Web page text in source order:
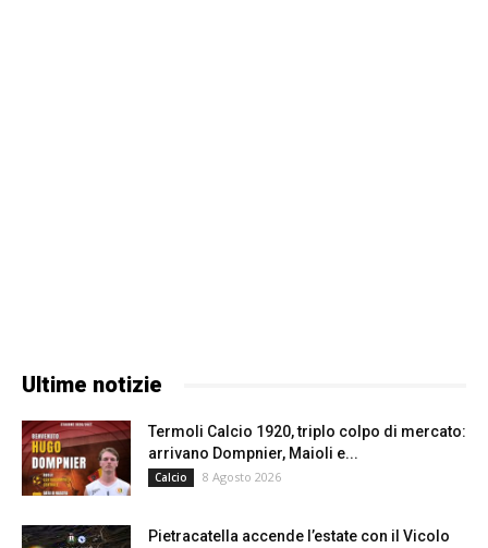
Ultime notizie
Termoli Calcio 1920, triplo colpo di mercato:
arrivano Dompnier, Maioli e...
Calcio 8 Agosto 2026
Pietracatella accende l’estate con il Vicolo